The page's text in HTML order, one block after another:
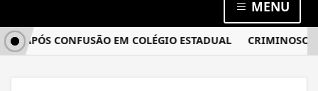
MENU
CONFUSÃO EM COLÉGIO ESTADUAL CRIMINOSOS